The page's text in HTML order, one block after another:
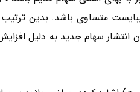
متساوی باشد. بدین
سهام جدید به دلیل